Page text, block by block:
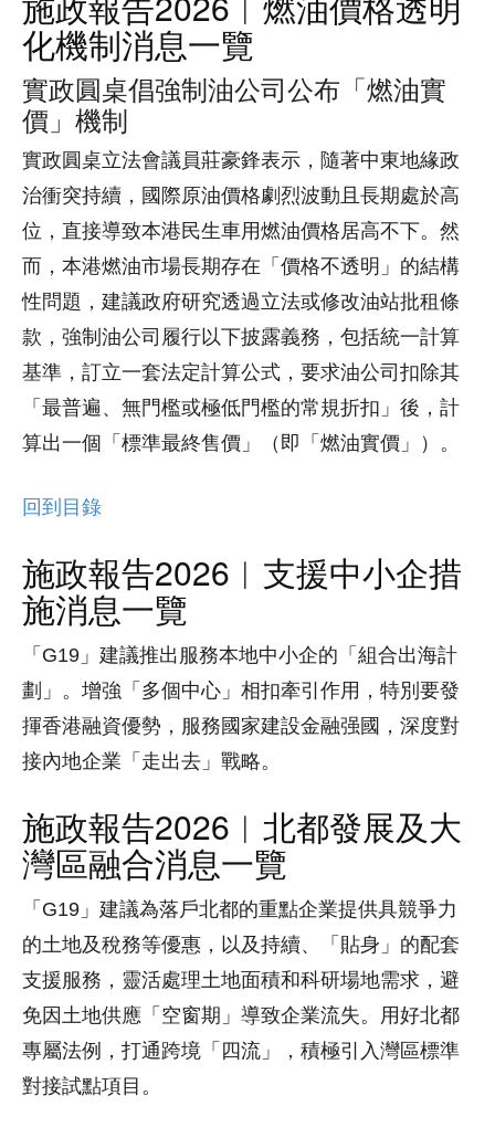
化機制消息一覽
實政圓桌倡強制油公司公布「燃油實
價」機制
實政圓桌立法會議員莊豪鋒表示，隨著中東地緣政
治衝突持續，國際原油價格劇烈波動且長期處於高
位，直接導致本港民生車用燃油價格居高不下。然
而，本港燃油市場長期存在「價格不透明」的結構
性問題，建議政府研究透過立法或修改油站批租條
款，強制油公司履行以下披露義務，包括統一計算
基準，訂立一套法定計算公式，要求油公司扣除其
「最普遍、無門檻或極低門檻的常規折扣」後，計
算出一個「標準最終售價」（即「燃油實價」）。
回到目錄
施政報告2026︱支援中小企措
施消息一覽
「G19」建議推出服務本地中小企的「組合出海計
劃」。增強「多個中心」相扣牽引作用，特別要發
揮香港融資優勢，服務國家建設金融强國，深度對
接內地企業「走出去」戰略。
施政報告2026︱北都發展及大
灣區融合消息一覽
「G19」建議為落戶北都的重點企業提供具競爭力
的土地及稅務等優惠，以及持續、「貼身」的配套
支援服務，靈活處理土地面積和科研場地需求，避
免因土地供應「空窗期」導致企業流失。用好北都
專屬法例，打通跨境「四流」，積極引入灣區標準
對接試點項目。